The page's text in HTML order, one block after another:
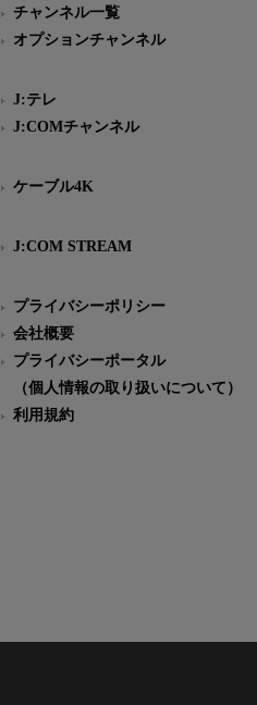
チャンネル一覧
オプションチャンネル
J:テレ
J:COMチャンネル
ケーブル4K
J:COM STREAM
プライバシーポリシー
会社概要
プライバシーポータル
（個人情報の取り扱いについて）
利用規約